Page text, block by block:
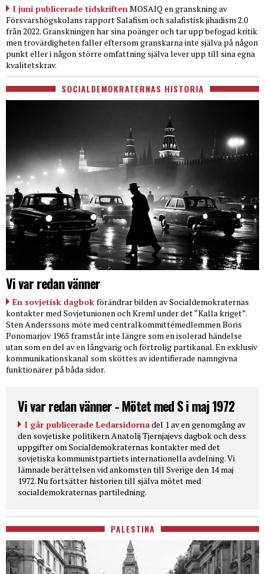
I juni publicerade tidskriften MOSAIQ en granskning av
Försvarshögskolans rapport Salafism och salafistisk jihadism 2.0
från 2022. Granskningen har sina poänger och tar upp befogad kritik
men trovärdigheten faller eftersom granskarna inte själva på någon
punkt eller i någon större omfattning själva lever upp till sina egna
kvalitetskrav.
SOCIALDEMOKRATERNAS HISTORIA
Vi var redan vänner
En sovjetisk dagbok förändrar bilden av Socialdemokraternas
kontakter med Sovjetunionen och Kreml under det “Kalla kriget”.
Sten Anderssons möte med centralkommittémedlemmen Boris
Ponomarjov 1965 framstår inte längre som en isolerad händelse
utan som en del av en långvarig och förtrolig partikanal. En exklusiv
kommunikationskanal som sköttes av identifierade namngivna
funktionärer på båda sidor.
Vi var redan vänner - Mötet med S i maj 1972
I går publicerade Ledarsidornadel 1 av en genomgång av
den sovjetiske politikern Anatolij Tjernjajevs dagbok och dess
uppgifter om Socialdemokraternas kontakter med det
sovjetiska kommunistpartiets internationella avdelning. Vi
lämnade berättelsen vid ankomsten till Sverige den 14 maj
1972. Nu fortsätter historien till själva mötet med
socialdemokraternas partiledning.
PALESTINA